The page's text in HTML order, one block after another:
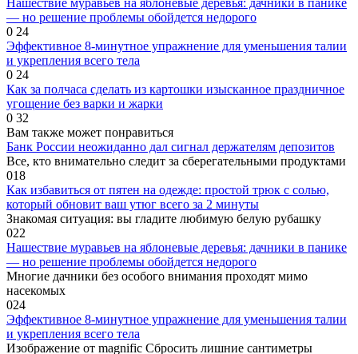
— но решение проблемы обойдется недорого
0 24
Эффективное 8-минутное упражнение для уменьшения талии
и укрепления всего тела
0 24
Как за полчаса сделать из картошки изысканное праздничное
угощение без варки и жарки
0 32
Вам также может понравиться
Банк России неожиданно дал сигнал держателям депозитов
Все, кто внимательно следит за сберегательными продуктами
018
Как избавиться от пятен на одежде: простой трюк с солью,
который обновит ваш утюг всего за 2 минуты
Знакомая ситуация: вы гладите любимую белую рубашку
022
Нашествие муравьев на яблоневые деревья: дачники в панике
— но решение проблемы обойдется недорого
Многие дачники без особого внимания проходят мимо
насекомых
024
Эффективное 8-минутное упражнение для уменьшения талии
и укрепления всего тела
Изображение от magnific Сбросить лишние сантиметры